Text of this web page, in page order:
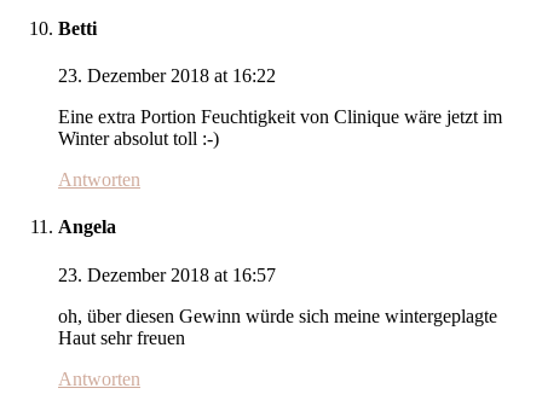
Betti
23. Dezember 2018 at 16:22
Eine extra Portion Feuchtigkeit von Clinique wäre jetzt im
Winter absolut toll :-)
Antworten
Angela
23. Dezember 2018 at 16:57
oh, über diesen Gewinn würde sich meine wintergeplagte
Haut sehr freuen
Antworten